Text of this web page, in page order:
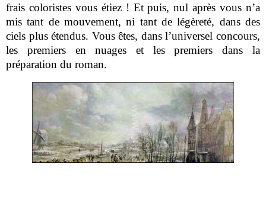
frais coloristes vous étiez ! Et puis, nul après vous n’a
mis tant de mouvement, ni tant de légèreté, dans des
ciels plus étendus. Vous êtes, dans l’universel concours,
les premiers en nuages et les premiers dans la
préparation du roman.